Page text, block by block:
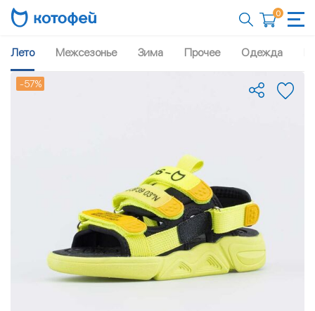
0
Лето Межсезонье Зима Прочее Одежда
-57%